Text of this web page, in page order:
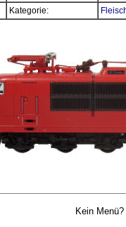
Kategorie:
Kein